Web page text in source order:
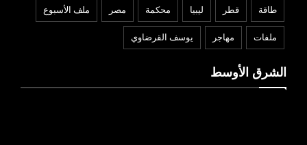
طاقة قطر ليبيا محكمة مصر ملف الأسبوع
ملفات مهاجر يوسف القرضاوي
الشرق الأوسط